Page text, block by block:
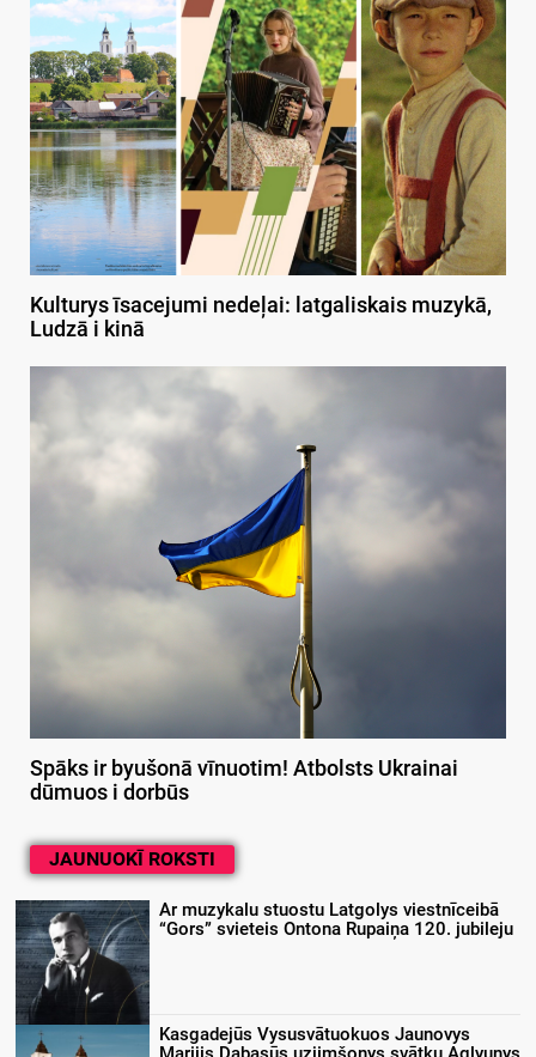
Kulturys īsacejumi nedeļai: latgaliskais muzykā,
Ludzā i kinā
Spāks ir byušonā vīnuotim! Atbolsts Ukrainai
dūmuos i dorbūs
JAUNUOKĪ ROKSTI
Ar muzykalu stuostu Latgolys viestnīceibā
“Gors” svieteis Ontona Rupaiņa 120. jubileju
Kasgadejūs Vysusvātuokuos Jaunovys